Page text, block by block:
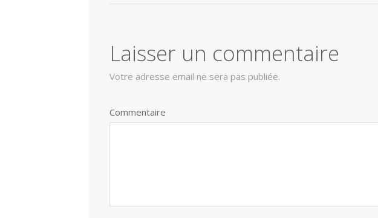
Laisser un commentaire
Votre adresse email ne sera pas publiée.
Commentaire